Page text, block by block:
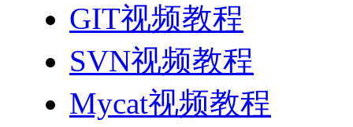
GIT视频教程
SVN视频教程
Mycat视频教程